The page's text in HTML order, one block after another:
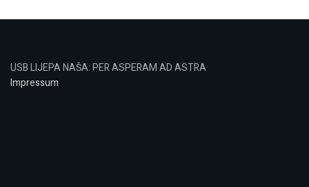
USB LIJEPA NAŠA: PER ASPERAM AD ASTRA
Impressum